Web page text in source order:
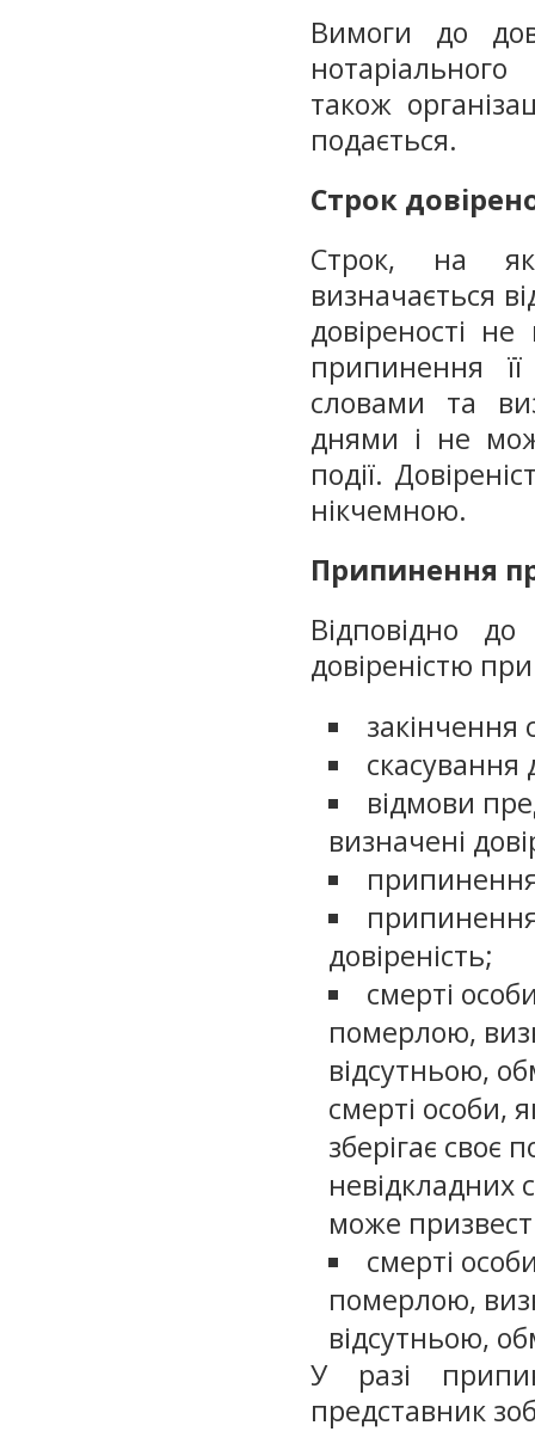
Вимоги до
також
подається.
Строк
Строк, на
визначається
довіреності
припинення її
словами та
днями і не
події.
нікчемною.
Припинення
Відповідно
довіреністю
закінчення
скасування
відмови
визначені
довіреність;
смерті
померлою,
відсутньою,
смерті особи,
зберігає своє
невідкладних
може
смерті
померлою,
відсутньою,
У разі
представник